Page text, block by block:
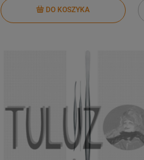
DO KOSZYKA